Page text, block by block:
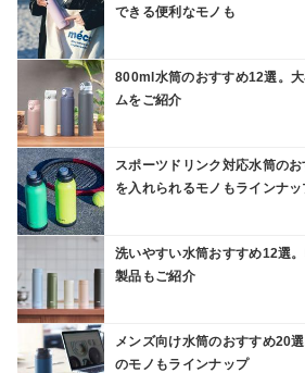
できる便利なモノも
800ml水筒のおすすめ12選。
ムをご紹介
スポーツドリンク対応水筒の
を入れられるモノもラインナッ
洗いやすい水筒おすすめ12選
製品もご紹介
メンズ向け水筒のおすすめ20
のモノもラインナップ